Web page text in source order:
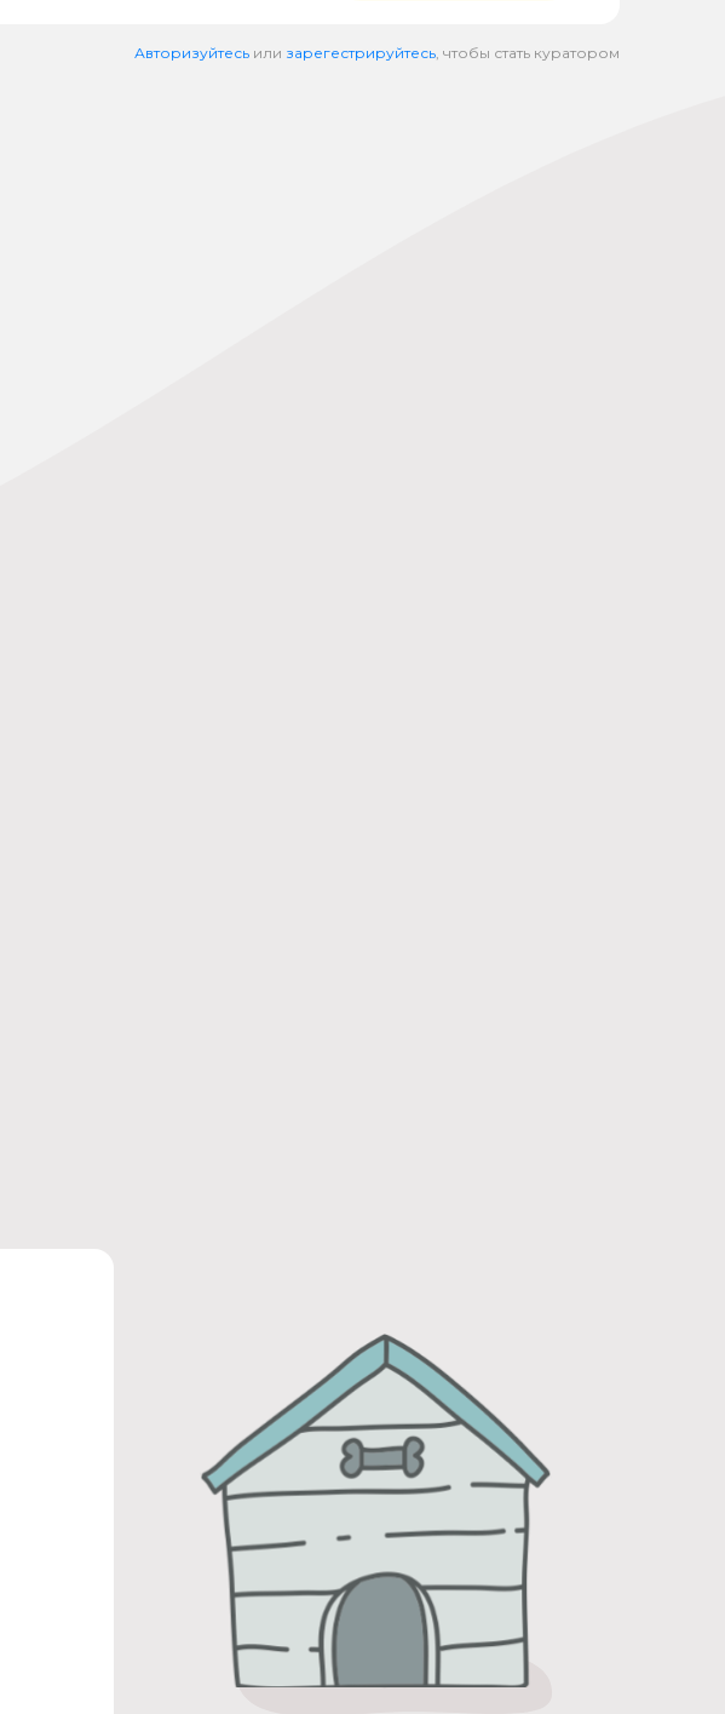
Авторизуйтесь или зарегестрируйтесь , чтобы стать куратором